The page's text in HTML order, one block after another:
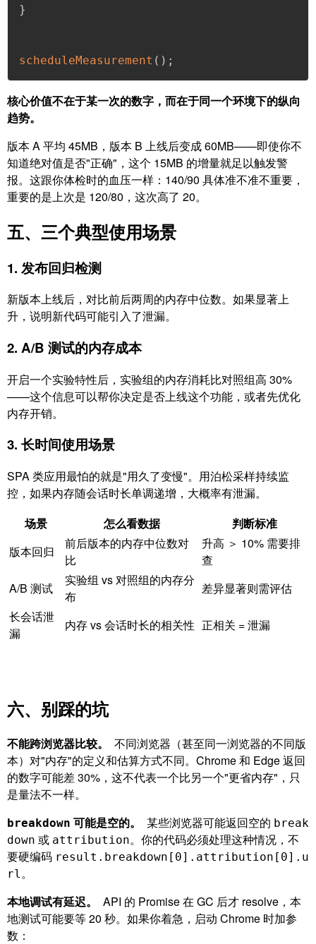
}
scheduleMeasurement ( ) ;
核心价值不在于某一次的数字，而在于同一个环境下的纵向
趋势。
版本 A 平均 45MB，版本 B 上线后变成 60MB——即使你不
知道绝对值是否"正确"，这个 15MB 的增量就足以触发警
报。这跟你体检时的血压一样：140/90 具体准不准不重要，
重要的是上次是 120/80，这次高了 20。
五、三个典型使用场景
1. 发布回归检测
新版本上线后，对比前后两周的内存中位数。如果显著上
升，说明新代码可能引入了泄漏。
2. A/B 测试的内存成本
开启一个实验特性后，实验组的内存消耗比对照组高 30%
——这个信息可以帮你决定是否上线这个功能，或者先优化
内存开销。
3. 长时间使用场景
SPA 类应用最怕的就是"用久了变慢"。用泊松采样持续监
控，如果内存随会话时长单调递增，大概率有泄漏。
场景
怎么看数据
判断标准
版本回归
前后版本的内存中位数对
比
升高 ＞ 10% 需要排
查
A/B 测试
实验组 vs 对照组的内存分
布
差异显著则需评估
长会话泄
漏
内存 vs 会话时长的相关性 正相关 = 泄漏
六、别踩的坑
不能跨浏览器比较。
不同浏览器（甚至同一浏览器的不同版
本）对"内存"的定义和估算方式不同。Chrome 和 Edge 返回
的数字可能差 30%，这不代表一个比另一个"更省内存"，只
是量法不一样。
breakdown 可能是空的。 某些浏览器可能返回空的 break
down 或 attribution。你的代码必须处理这种情况，不
要硬编码 result.breakdown[0].attribution[0].u
rl。
本地调试有延迟。
API 的 Promise 在 GC 后才 resolve，本
地测试可能要等 20 秒。如果你着急，启动 Chrome 时加参
数：